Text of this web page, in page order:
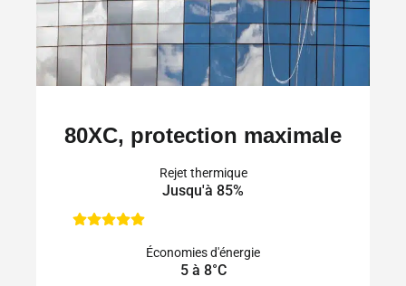
80XC, protection maximale
Rejet thermique
Jusqu'à 85%
Économies d'énergie
5 à 8°C